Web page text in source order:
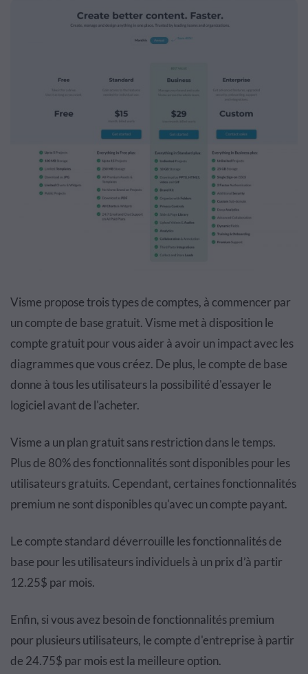
Visme propose trois types de comptes, à commencer par
un compte de base gratuit. Visme met à disposition le
compte gratuit pour vous aider à avoir un impact avec les
diagrammes que vous créez. De plus, le compte de base
donne à tous les utilisateurs la possibilité d'essayer le
logiciel avant de l'acheter.
Visme a un plan gratuit sans restriction dans le temps.
Plus de 80% des fonctionnalités sont disponibles pour les
utilisateurs gratuits. Cependant, certaines fonctionnalités
premium ne sont disponibles qu'avec un compte payant.
Le compte standard déverrouille les fonctionnalités de
base pour les utilisateurs individuels à un prix d’à partir
12.25$ par mois.
Enfin, si vous avez besoin de fonctionnalités premium
pour plusieurs utilisateurs, le compte d'entreprise à partir
de 24.75$ par mois est la meilleure option.